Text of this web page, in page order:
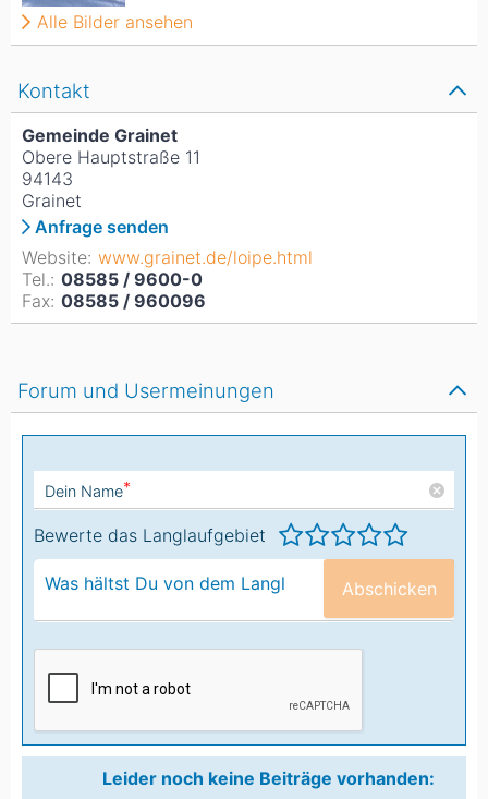
Kontakt
Gemeinde Grainet
Obere Hauptstraße 11
94143
Grainet
Anfrage senden
Website: www.grainet.de/loipe.html
Tel.: 08585 / 9600-0
Fax: 08585 / 960096
Alle Bilder ansehen
Forum und Usermeinungen
Dein Name*
Bewerte das Langlaufgebiet
Abschicken
Leider noch keine Beiträge vorhanden: